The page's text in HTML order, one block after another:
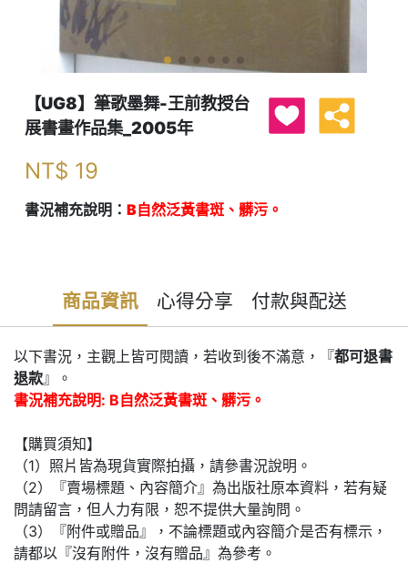
【UG8】筆歌墨舞-王前教授台
展書畫作品集_2005年
NT$ 19
書況補充說明： B自然泛黃書斑、髒污。
商品資訊 心得分享 付款與配送
以下書況，主觀上皆可閱讀，若收到後不滿意，『都可退書
退款』。
書況補充說明: B自然泛黃書斑、髒污。
【購買須知】
（1）照片皆為現貨實際拍攝，請參書況說明。
（2）『賣場標題、內容簡介』為出版社原本資料，若有疑
問請留言，但人力有限，恕不提供大量詢問。
（3）『附件或贈品』，不論標題或內容簡介是否有標示，
請都以『沒有附件，沒有贈品』為參考。